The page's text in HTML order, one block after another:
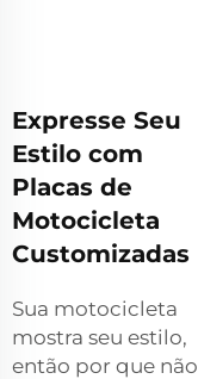
Expresse Seu
Estilo com
Placas de
Motocicleta
Customizadas
Sua motocicleta
mostra seu estilo,
então por que não